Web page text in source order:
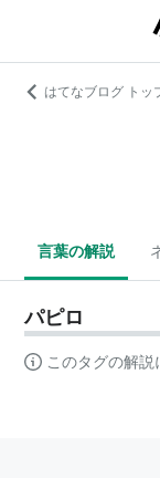
はてなブログ トッ
言葉の解説
パピロ
このタグの解説